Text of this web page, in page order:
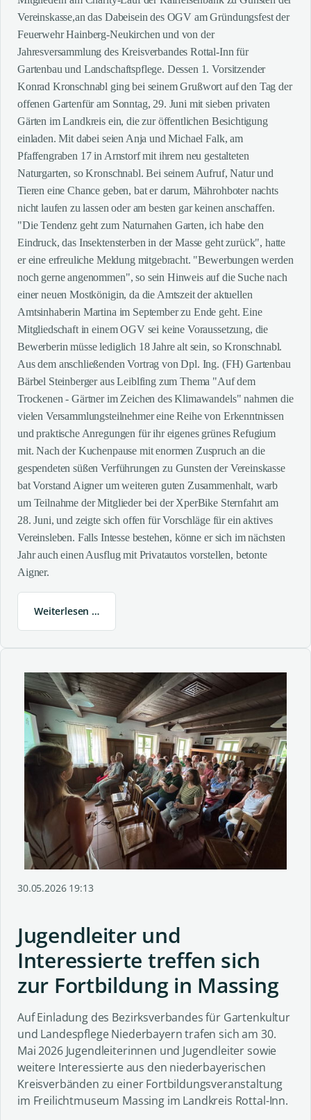
Vereinskasse,an das Dabeisein des OGV am Gründungsfest der
Feuerwehr Hainberg-Neukirchen und von der
Jahresversammlung des Kreisverbandes Rottal-Inn für
Gartenbau und Landschaftspflege. Dessen 1. Vorsitzender
Konrad Kronschnabl ging bei seinem Grußwort auf den Tag der
offenen Gartenfür am Sonntag, 29. Juni mit sieben privaten
Gärten im Landkreis ein, die zur öffentlichen Besichtigung
einladen. Mit dabei seien Anja und Michael Falk, am
Pfaffengraben 17 in Arnstorf mit ihrem neu gestalteten
Naturgarten, so Kronschnabl. Bei seinem Aufruf, Natur und
Tieren eine Chance geben, bat er darum, Mährohboter nachts
nicht laufen zu lassen oder am besten gar keinen anschaffen.
"Die Tendenz geht zum Naturnahen Garten, ich habe den
Eindruck, das Insektensterben in der Masse geht zurück", hatte
er eine erfreuliche Meldung mitgebracht. "Bewerbungen werden
noch gerne angenommen", so sein Hinweis auf die Suche nach
einer neuen Mostkönigin, da die Amtszeit der aktuellen
Amtsinhaberin Martina im September zu Ende geht. Eine
Mitgliedschaft in einem OGV sei keine Voraussetzung, die
Bewerberin müsse lediglich 18 Jahre alt sein, so Kronschnabl.
Aus dem anschließenden Vortrag von Dpl. Ing. (FH) Gartenbau
Bärbel Steinberger aus Leiblfing zum Thema "Auf dem
Trockenen - Gärtner im Zeichen des Klimawandels" nahmen die
vielen Versammlungsteilnehmer eine Reihe von Erkenntnissen
und praktische Anregungen für ihr eigenes grünes Refugium
mit. Nach der Kuchenpause mit enormen Zuspruch an die
gespendeten süßen Verführungen zu Gunsten der Vereinskasse
bat Vorstand Aigner um weiteren guten Zusammenhalt, warb
um Teilnahme der Mitglieder bei der XperBike Sternfahrt am
28. Juni, und zeigte sich offen für Vorschläge für ein aktives
Vereinsleben. Falls Intesse bestehen, könne er sich im nächsten
Jahr auch einen Ausflug mit Privatautos vorstellen, betonte
Aigner.
Weiterlesen …
30.05.2026 19:13
Jugendleiter und
Interessierte treffen sich
zur Fortbildung in Massing
Auf Einladung des Bezirksverbandes für Gartenkultur
und Landespflege Niederbayern trafen sich am 30.
Mai 2026 Jugendleiterinnen und Jugendleiter sowie
weitere Interessierte aus den niederbayerischen
Kreisverbänden zu einer Fortbildungsveranstaltung
im Freilichtmuseum Massing im Landkreis Rottal-Inn.